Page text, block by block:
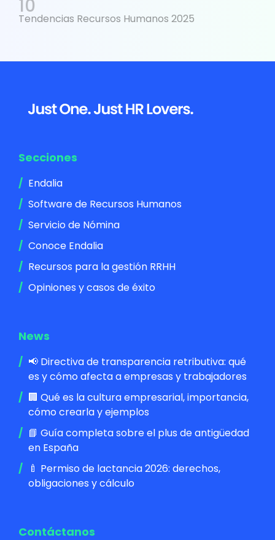
Tendencias Recursos Humanos 2025
Footer
Secciones
Endalia
Software de Recursos Humanos
Servicio de Nómina
Conoce Endalia
Recursos para la gestión RRHH
Opiniones y casos de éxito
News
📢 Directiva de transparencia retributiva: qué
es y cómo afecta a empresas y trabajadores
🏢 Qué es la cultura empresarial, importancia,
cómo crearla y ejemplos
📘 Guía completa sobre el plus de antigüedad
en España
🍼 Permiso de lactancia 2026: derechos,
obligaciones y cálculo
Contáctanos